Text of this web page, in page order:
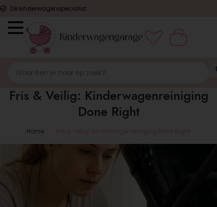
Dé kinderwagenspecialist
Fris & Veilig: Kinderwagenreiniging
Done Right
Home